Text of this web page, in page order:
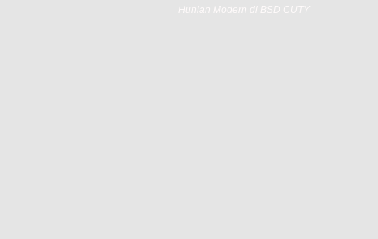
Hunian Modern di BSD CUTY